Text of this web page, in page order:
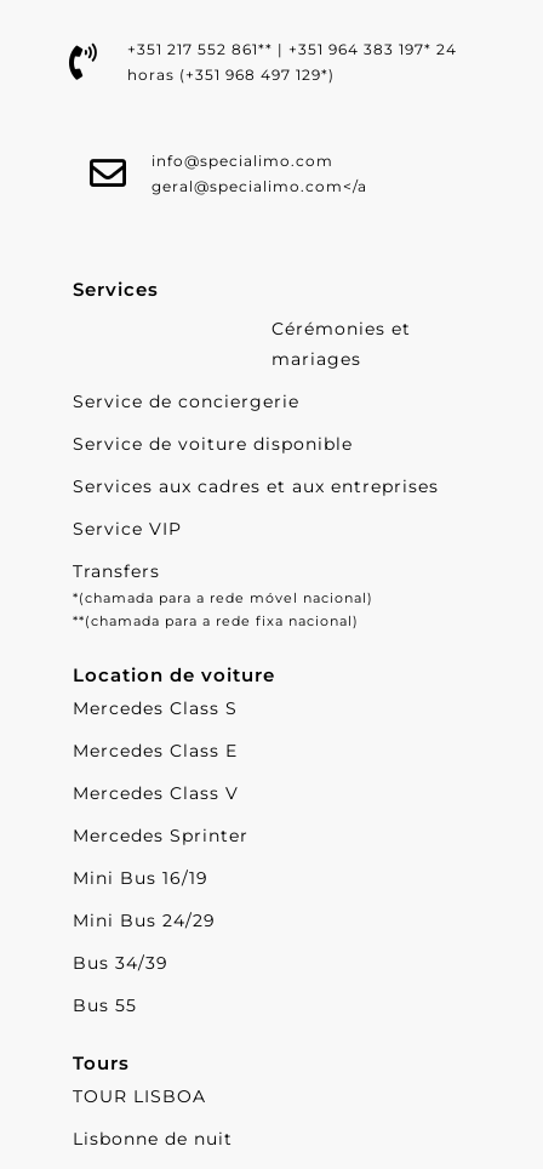
+351 217 552 861** | +351 964 383 197* 24
horas (+351 968 497 129*)
info@specialimo.com
geral@specialimo.com</a
Services
Cérémonies et
mariages
Service de conciergerie
Service de voiture disponible
Services aux cadres et aux entreprises
Service VIP
Transfers
*(chamada para a rede móvel nacional)
**(chamada para a rede fixa nacional)
Location de voiture
Mercedes Class S
Mercedes Class E
Mercedes Class V
Mercedes Sprinter
Mini Bus 16/19
Mini Bus 24/29
Bus 34/39
Bus 55
Tours
TOUR LISBOA
Lisbonne de nuit